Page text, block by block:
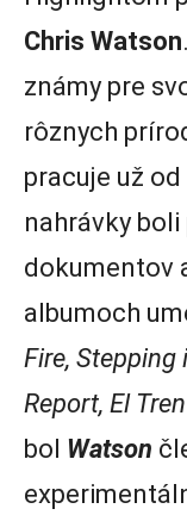
Chris Watson
známy pre
rôznych
pracuje už
nahrávky boli
dokumentov
albumoch
Fire, Stepping
Report, El
bol Watson